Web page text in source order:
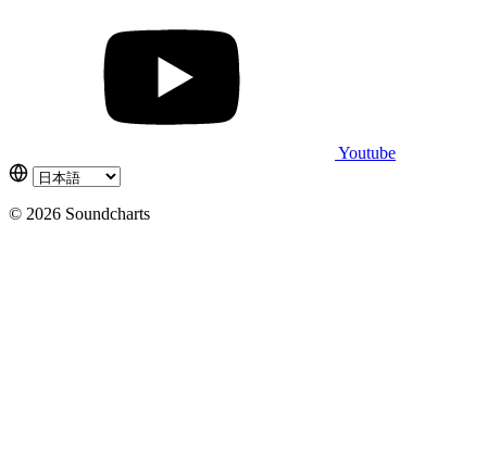
Youtube
© 2026 Soundcharts